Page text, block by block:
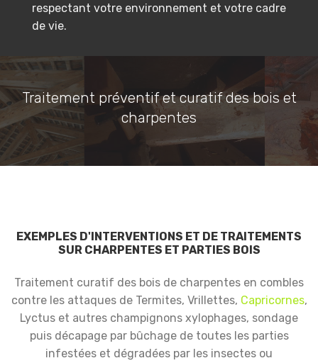
respectant votre environnement et votre cadre
de vie.
Traitement préventif et curatif des bois et
charpentes
EXEMPLES D'INTERVENTIONS ET DE TRAITEMENTS
SUR CHARPENTES ET PARTIES BOIS
Traitement curatif des bois de charpentes en combles
contre les attaques de Termites, Vrillettes, Capricornes,
Lyctus et autres champignons xylophages, sondage
puis décapage par bûchage de toutes les parties
infestées et dégradées par les insectes ou